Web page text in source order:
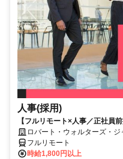
人事(採用)
【フルリモート×人事／正社員
英語】Robert Walters
ロバート・ウォルターズ・
フルリモート
時給1,800円以上